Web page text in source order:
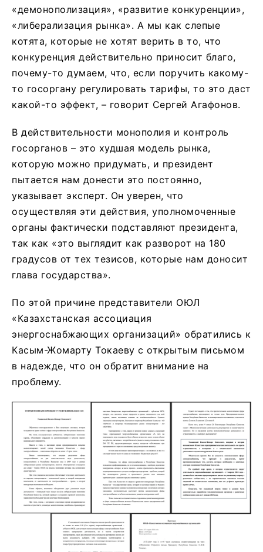
«демонополизация», «развитие конкуренции»,
«либерализация рынка». А мы как слепые
котята, которые не хотят верить в то, что
конкуренция действительно приносит благо,
почему-то думаем, что, если поручить какому-
то госоргану регулировать тарифы, то это даст
какой-то эффект, – говорит Сергей Агафонов.
В действительности монополия и контроль
госорганов – это худшая модель рынка,
которую можно придумать, и президент
пытается нам донести это постоянно,
указывает эксперт. Он уверен, что
осуществляя эти действия, уполномоченные
органы фактически подставляют президента,
так как «это выглядит как разворот на 180
градусов от тех тезисов, которые нам доносит
глава государства».
По этой причине представители ОЮЛ
«Казахстанская ассоциация
энергоснабжающих организаций» обратились к
Касым-Жомарту Токаеву с открытым письмом
в надежде, что он обратит внимание на
проблему.